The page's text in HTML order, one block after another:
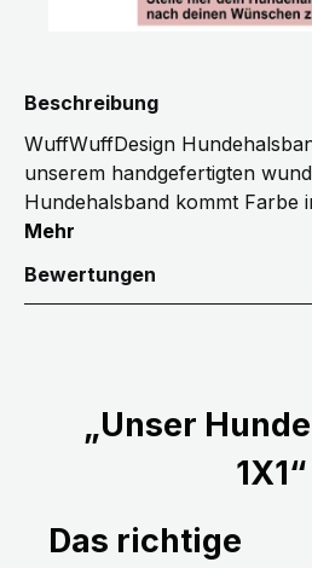
Beschreibung
WuffWuffDesign
unserem handgefertigten
Hundehalsband kommt Farbe
Mehr
Bewertungen
„Unser
1X1“
Das richtige